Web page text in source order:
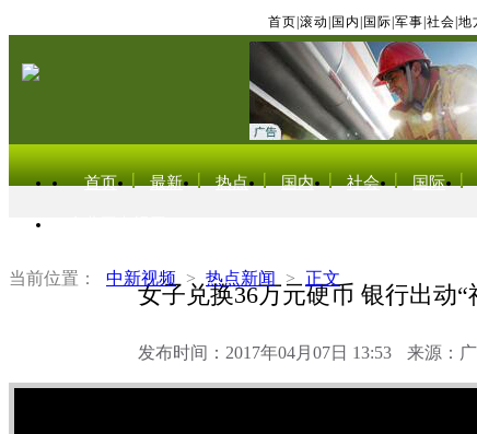
首页 滚动 国内 国际 军事 社会 地
首页 最新 热点 国内 社会 国际
当前位置： 中新视频 > 热点新闻 > 正文
女子兑换36万元硬币 银行出动“
发布时间：2017年04月07日 13:53 来源：